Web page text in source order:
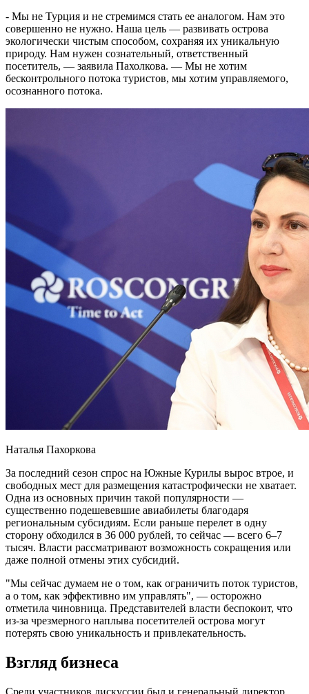
- Мы не Турция и не стремимся стать ее аналогом. Нам это
совершенно не нужно. Наша цель — развивать острова
экологически чистым способом, сохраняя их уникальную
природу. Нам нужен сознательный, ответственный
посетитель, — заявила Пахолкова. — Мы не хотим
бесконтрольного потока туристов, мы хотим управляемого,
осознанного потока.
Наталья Пахоркова
За последний сезон спрос на Южные Курилы вырос втрое, и
свободных мест для размещения катастрофически не хватает.
Одна из основных причин такой популярности —
существенно подешевевшие авиабилеты благодаря
региональным субсидиям. Если раньше перелет в одну
сторону обходился в 36 000 рублей, то сейчас — всего 6–7
тысяч. Власти рассматривают возможность сокращения или
даже полной отмены этих субсидий.
"Мы сейчас думаем не о том, как ограничить поток туристов,
а о том, как эффективно им управлять", — осторожно
отметила чиновница. Представителей власти беспокоит, что
из-за чрезмерного наплыва посетителей острова могут
потерять свою уникальность и привлекательность.
Взгляд бизнеса
Среди участников дискуссии был и генеральный директор